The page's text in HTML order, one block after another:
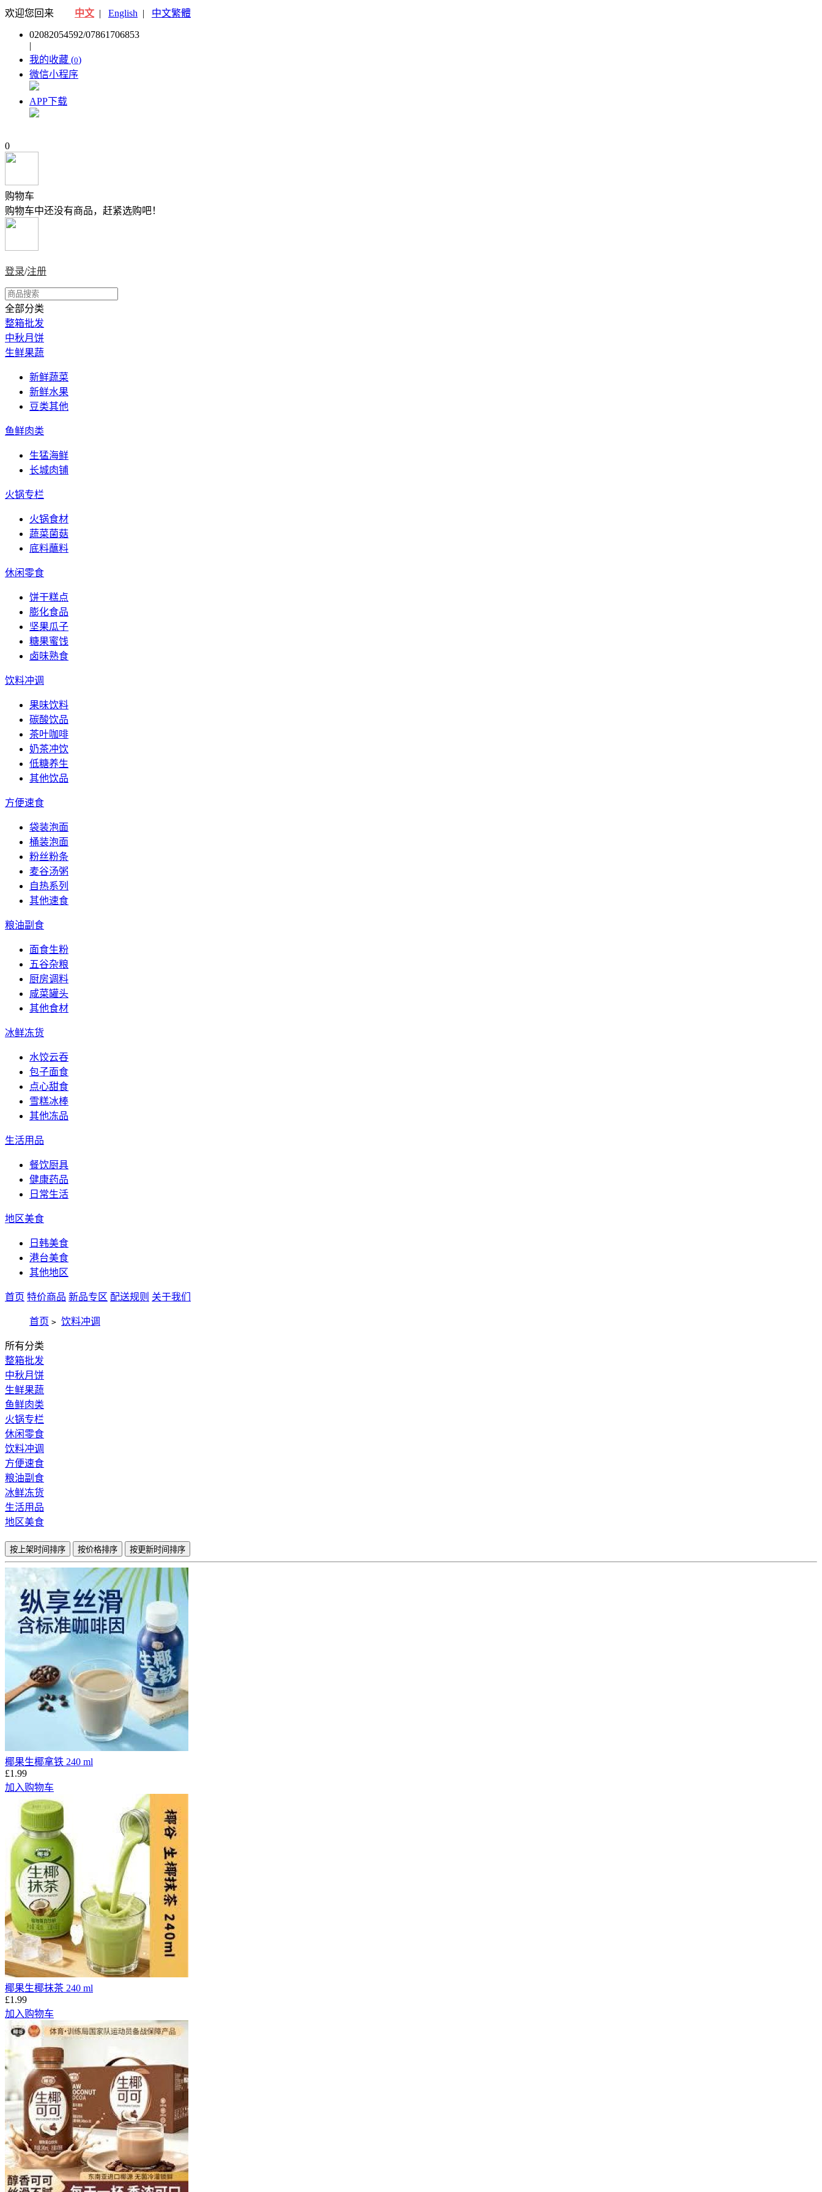
欢迎您回来 中文 | English | 中文繁體
02082054592/07861706853
|
我的收藏 (0)
微信小程序
APP下载
0
购物车
购物车中还没有商品，赶紧选购吧！
登录/注册
全部分类
整箱批发
中秋月饼
生鲜果蔬
新鲜蔬菜
新鲜水果
豆类其他
鱼鲜肉类
生猛海鲜
长城肉铺
火锅专栏
火锅食材
蔬菜菌菇
底料蘸料
休闲零食
饼干糕点
膨化食品
坚果瓜子
糖果蜜饯
卤味熟食
饮料冲调
果味饮料
碳酸饮品
茶叶咖啡
奶茶冲饮
低糖养生
其他饮品
方便速食
袋装泡面
桶装泡面
粉丝粉条
麦谷汤粥
自热系列
其他速食
粮油副食
面食生粉
五谷杂粮
厨房调料
咸菜罐头
其他食材
冰鲜冻货
水饺云吞
包子面食
点心甜食
雪糕冰棒
其他冻品
生活用品
餐饮厨具
健康药品
日常生活
地区美食
日韩美食
港台美食
其他地区
首页 特价商品 新品专区 配送规则 关于我们
首页 > 饮料冲调
所有分类
整箱批发
中秋月饼
生鲜果蔬
鱼鲜肉类
火锅专栏
休闲零食
饮料冲调
方便速食
粮油副食
冰鲜冻货
生活用品
地区美食
按上架时间排序 按价格排序 按更新时间排序
椰果生椰拿铁 240 ml
£1.99
加入购物车
椰果生椰抹茶 240 ml
£1.99
加入购物车